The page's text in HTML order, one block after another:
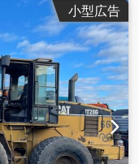
小型広告